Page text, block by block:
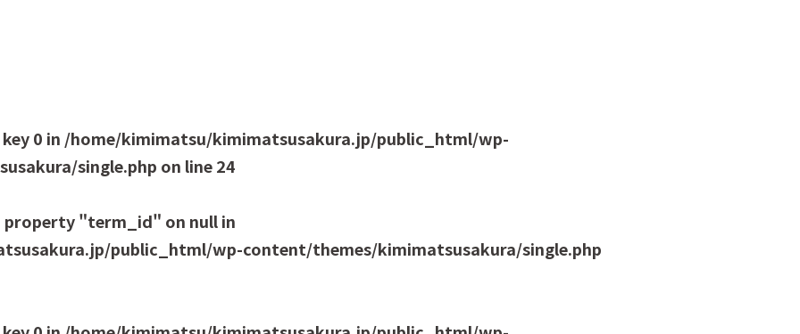
0 in /home/kimimatsu/kimimatsusakura.jp/public_html/wp-
single.php on line24
"term_id" on null in
public_html/wp-content/themes/kimimatsusakura/single.php